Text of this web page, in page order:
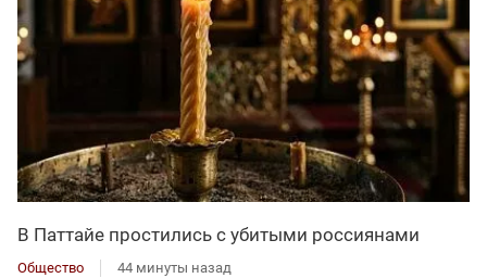
В Паттайе простились с убитыми россиянами
Общество 44 минуты назад